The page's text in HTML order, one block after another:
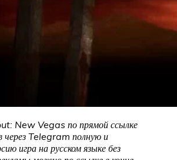
New Vegas по прямой ссылке
через Telegram полную и
игра на русском языке без